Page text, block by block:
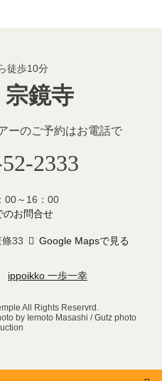
徒歩10分
宗鏡寺
ーのご予約はお電話で
2333
00～16：00
のお問合せ
33 Google Mapsで見る
ippoikko 一歩一幸
All Rights Reservrd.
by Iemoto Masashi / Gutz photo